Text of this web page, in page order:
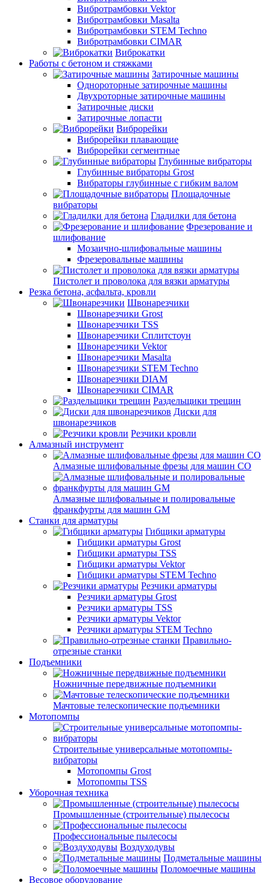
Вибротрамбовки Vektor
Вибротрамбовки Masalta
Вибротрамбовки STEM Techno
Вибротрамбовки CIMAR
Виброкатки
Работы с бетоном и стяжками
Затирочные машины
Однороторные затирочные машины
Двухроторные затирочные машины
Затирочные диски
Затирочные лопасти
Виброрейки
Виброрейки плавающие
Виброрейки сегментные
Глубинные вибраторы
Глубинные вибраторы Grost
Вибраторы глубинные с гибким валом
Площадочные
вибраторы
Гладилки для бетона
Фрезерование и
шлифование
Мозаично-шлифовальные машины
Фрезеровальные машины
Пистолет и проволока для вязки арматуры
Резка бетона, асфальта, кровли
Швонарезчики
Швонарезчики Grost
Швонарезчики TSS
Швонарезчики Сплитстоун
Швонарезчики Vektor
Швонарезчики Masalta
Швонарезчики STEM Techno
Швонарезчики DIAM
Швонарезчики CIMAR
Раздельщики трещин
Диски для
швонарезчиков
Резчики кровли
Алмазный инструмент
Алмазные шлифовальные фрезы для машин СО
Алмазные шлифовальные и полировальные
франкфурты для машин GM
Станки для арматуры
Гибщики арматуры
Гибщики арматуры Grost
Гибщики арматуры TSS
Гибщики арматуры Vektor
Гибщики арматуры STEM Techno
Резчики арматуры
Резчики арматуры Grost
Резчики арматуры TSS
Резчики арматуры Vektor
Резчики арматуры STEM Techno
Правильно-
отрезные станки
Подъемники
Ножничные передвижные подъемники
Мачтовые телескопические подъемники
Мотопомпы
Строительные универсальные мотопомпы-
вибраторы
Мотопомпы Grost
Мотопомпы TSS
Уборочная техника
Промышленные (строительные) пылесосы
Профессиональные пылесосы
Воздуходувы
Подметальные машины
Поломоечные машины
Весовое оборудование